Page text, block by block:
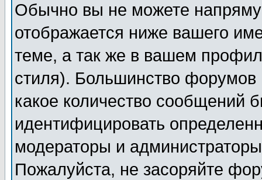
Обычно вы не можете
отображается ниже вашего
теме, а так же в вашем
стиля). Большинство форумов
какое количество сообщений
идентифицировать
модераторы и
Пожалуйста, не засоряйте